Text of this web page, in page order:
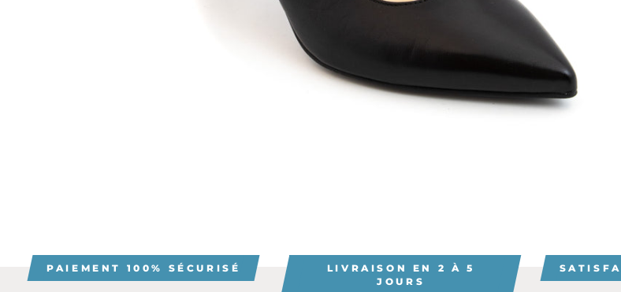
PAIEMENT 100% SÉCURISÉ
LIVRAISON EN 2 À 5
JOURS